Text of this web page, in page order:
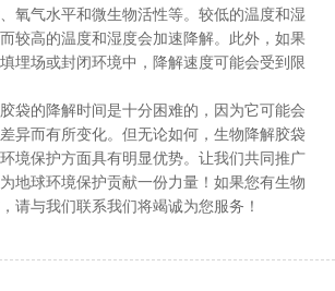
氧气水平和微生物活性等。较低的温度和湿
较高的温度和湿度会加速降解。此外，如果
埋场或封闭环境中，降解速度可能会受到限
袋的降解时间是十分困难的，因为它可能会
异而有所变化。但无论如何，生物降解胶袋
境保护方面具有明显优势。让我们共同推广
地球环境保护贡献一份力量！如果您有生物
请与我们联系我们将竭诚为您服务！